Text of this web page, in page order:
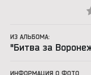
ИЗ АЛЬБОМА:
"Битва за
ИНФОРМАЦИЯ О ФОТО